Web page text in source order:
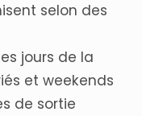
selon des
jours de la
et weekends
de sortie